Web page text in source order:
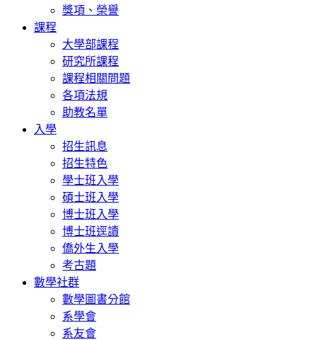
獎項、榮譽
課程
大學部課程
研究所課程
課程相關問題
各項法規
助教名單
入學
招生訊息
招生特色
學士班入學
碩士班入學
博士班入學
博士班逕讀
僑外生入學
考古題
數學社群
數學圖書分館
系學會
系友會